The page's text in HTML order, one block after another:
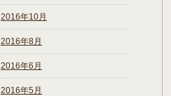
2016年10月
2016年8月
2016年6月
2016年5月